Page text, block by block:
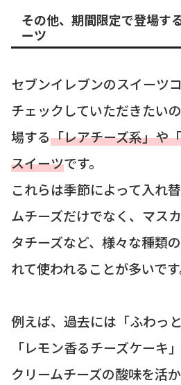
その他、期間限定で登場す
ーツ
セブンイレブンのスイーツ
チェックしていただきたい
場する「レアチーズ系」や
スイーツです。
これらは季節によって入れ
ムチーズだけでなく、マス
タチーズなど、様々な種類
れて使われることが多いです
例えば、過去には「ふわっ
「レモン香るチーズケーキ
クリームチーズの酸味を活